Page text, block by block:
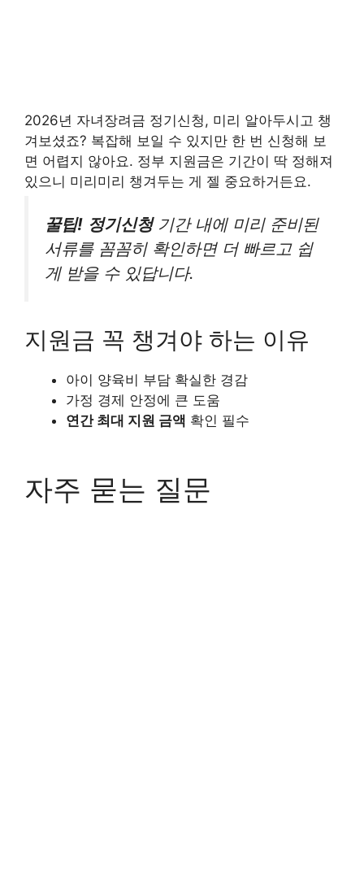
2026년 자녀장려금 정기신청, 미리 알아두시고 챙
겨보셨죠? 복잡해 보일 수 있지만 한 번 신청해 보
면 어렵지 않아요. 정부 지원금은 기간이 딱 정해져
있으니 미리미리 챙겨두는 게 젤 중요하거든요.
꿀팁! 정기신청기간 내에 미리 준비된
서류를 꼼꼼히 확인하면 더 빠르고 쉽
게 받을 수 있답니다.
지원금 꼭 챙겨야 하는 이유
아이 양육비 부담 확실한 경감
가정 경제 안정에 큰 도움
연간 최대 지원 금액 확인 필수
자주 묻는 질문